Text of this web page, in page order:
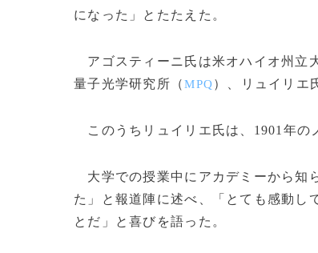
になった」とたたえた。
アゴスティーニ氏は米オハイオ州立
量子光学研究所（MPQ）、リュイリエ
このうちリュイリエ氏は、1901年の
大学での授業中にアカデミーから知
た」と報道陣に述べ、「とても感動し
とだ」と喜びを語った。